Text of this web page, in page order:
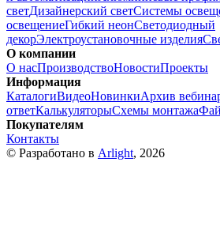
светДизайнерский светСистемы
освещениеГибкий неонСветодиодный
декорЭлектроустановочные изделия
О компании
О насПроизводствоНовостиПроекты
Информация
КаталогиВидеоНовинкиАрхив
ответКалькуляторыСхемы монтажа
Покупателям
Контакты
© Разработано в Arlight, 2026